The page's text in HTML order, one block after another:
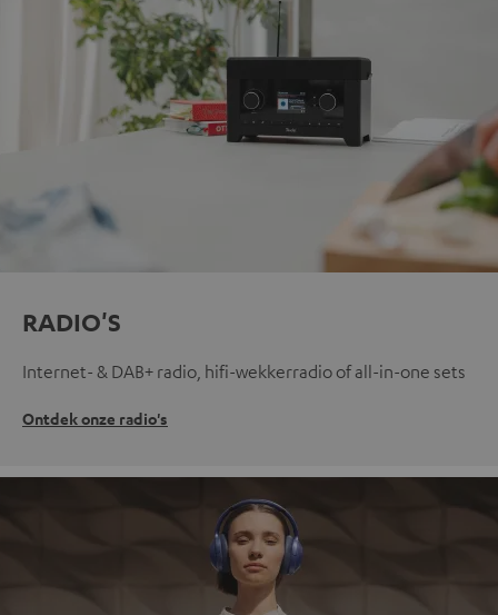
RADIO'S
Internet- & DAB+ radio, hifi-wekkerradio of all-in-one sets
Ontdek onze radio's